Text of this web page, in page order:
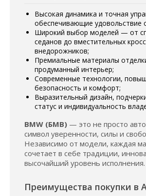
Высокая динамика и точная
обеспечивающие удовольствие
Широкий выбор моделей — от
седанов до вместительных
внедорожников;
Премиальные материалы
продуманный интерьер;
Современные технологии,
безопасность и комфорт;
Выразительный дизайн,
статус и индивидуальность
BMW (БМВ) — это не просто
символ уверенности, силы и
Независимо от модели, каждая
сочетает в себе традиции,
высочайший уровень исполнения.
Преимущества покупки